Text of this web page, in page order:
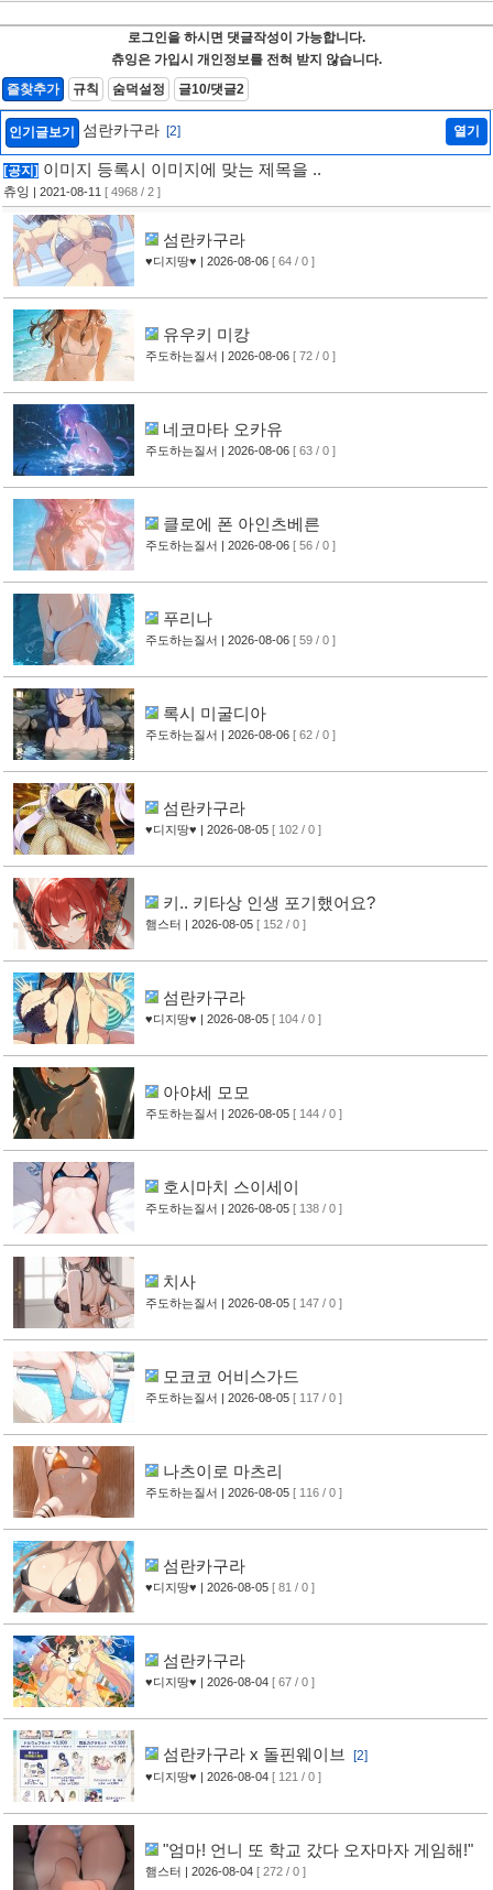
로그인을 하시면 댓글작성이 가능합니다.
츄잉은 가입시 개인정보를 전혀 받지 않습니다.
즐찾추가
규칙 숨덕설정 글10/댓글2
인기글보기 섬란카구라 [2] 열기
[공지] 이미지 등록시 이미지에 맞는 제목을 ..
츄잉 | 2021-08-11 [ 4968 / 2 ]
섬란카구라
♥디지땅♥ | 2026-08-06 [ 64 / 0 ]
유우키 미캉
주도하는질서 | 2026-08-06 [ 72 / 0 ]
네코마타 오카유
주도하는질서 | 2026-08-06 [ 63 / 0 ]
클로에 폰 아인츠베른
주도하는질서 | 2026-08-06 [ 56 / 0 ]
푸리나
주도하는질서 | 2026-08-06 [ 59 / 0 ]
록시 미굴디아
주도하는질서 | 2026-08-06 [ 62 / 0 ]
섬란카구라
♥디지땅♥ | 2026-08-05 [ 102 / 0 ]
키.. 키타상 인생 포기했어요?
햄스터 | 2026-08-05 [ 152 / 0 ]
섬란카구라
♥디지땅♥ | 2026-08-05 [ 104 / 0 ]
아야세 모모
주도하는질서 | 2026-08-05 [ 144 / 0 ]
호시마치 스이세이
주도하는질서 | 2026-08-05 [ 138 / 0 ]
치사
주도하는질서 | 2026-08-05 [ 147 / 0 ]
모코코 어비스가드
주도하는질서 | 2026-08-05 [ 117 / 0 ]
나츠이로 마츠리
주도하는질서 | 2026-08-05 [ 116 / 0 ]
섬란카구라
♥디지땅♥ | 2026-08-05 [ 81 / 0 ]
섬란카구라
♥디지땅♥ | 2026-08-04 [ 67 / 0 ]
섬란카구라 x 돌핀웨이브 [2]
♥디지땅♥ | 2026-08-04 [ 121 / 0 ]
"엄마! 언니 또 학교 갔다 오자마자 게임해!"
햄스터 | 2026-08-04 [ 272 / 0 ]